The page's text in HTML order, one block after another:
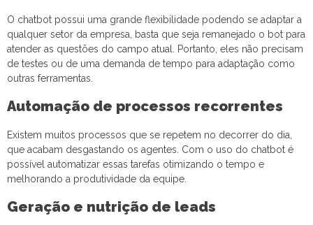
O chatbot possui uma grande flexibilidade podendo se adaptar a
qualquer setor da empresa, basta que seja remanejado o bot para
atender as questões do campo atual. Portanto, eles não precisam
de testes ou de uma demanda de tempo para adaptação como
outras ferramentas.
Automação de processos recorrentes
Existem muitos processos que se repetem no decorrer do dia,
que acabam desgastando os agentes. Com o uso do chatbot é
possível automatizar essas tarefas otimizando o tempo e
melhorando a produtividade da equipe.
Geração e nutrição de leads